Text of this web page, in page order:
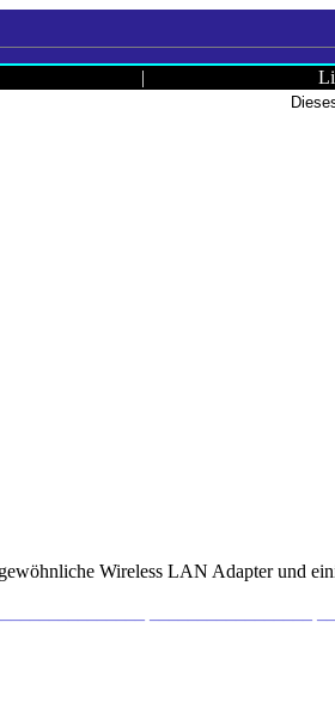
|
Wireless LAN Adapter und